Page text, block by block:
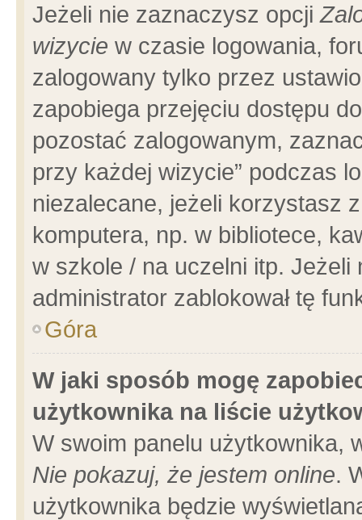
Jeżeli nie zaznaczysz opcji
wizycie w czasie logowania,
zalogowany tylko przez
zapobiega przejęciu dostępu
pozostać zalogowanym,
przy każdej wizycie” podczas
niezalecane, jeżeli korzystasz
komputera, np. w bibliotece,
w szkole / na uczelni itp.
administrator zablokował tę
Góra
W jaki sposób mogę
użytkownika na liście
W swoim panelu użytkownika,
Nie pokazuj, że jestem online.
użytkownika będzie